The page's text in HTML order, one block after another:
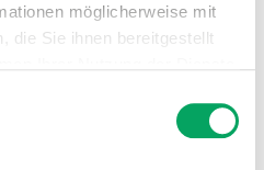
möglicherweise mit
die Sie ihnen bereitgestellt
finden Sie